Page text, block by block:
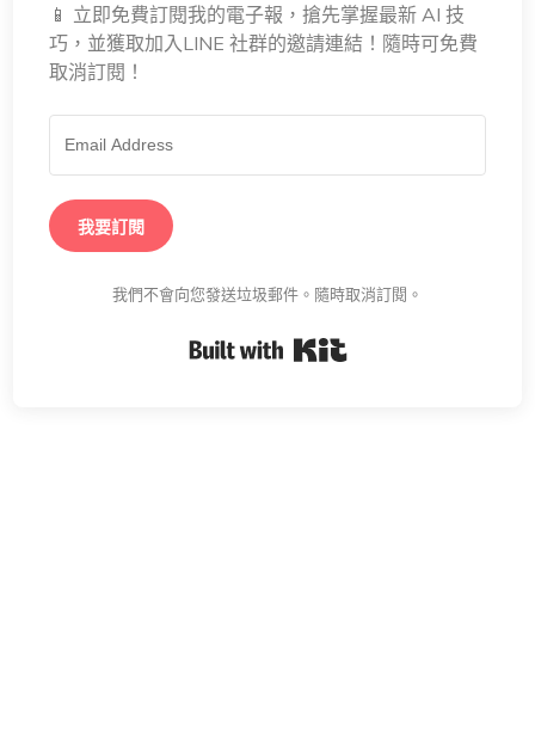
📱 立即免費訂閱我的電子報，搶先掌握最新 AI 技
巧，並獲取加入LINE 社群的邀請連結！隨時可免費
取消訂閱！
我要訂閱
我們不會向您發送垃圾郵件。隨時取消訂閱。
Built with Kit